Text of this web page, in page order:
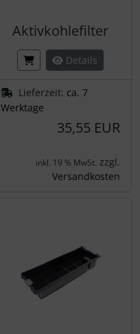
Aktivkohlefilter
Details
Lieferzeit: ca. 7
Werktage
35,55 EUR
inkl. 19 % MwSt. zzgl.
Versandkosten